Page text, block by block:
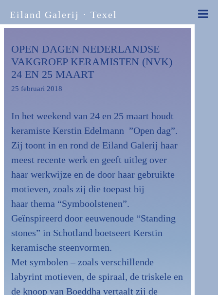
Eiland Galerij · Texel
OPEN DAGEN NEDERLANDSE
VAKGROEP KERAMISTEN (NVK)
24 EN 25 MAART
25 februari 2018
In het weekend van 24 en 25 maart houdt
keramiste Kerstin Edelmann ”Open dag”.
Zij toont in en rond de Eiland Galerij haar
meest recente werk en geeft uitleg over
haar werkwijze en de door haar gebruikte
motieven, zoals zij die toepast bij
haar thema “Symboolstenen”.
Geïnspireerd door eeuwenoude “Standing
stones” in Schotland boetseert Kerstin
keramische steenvormen.
Met symbolen – zoals verschillende
labyrint motieven, de spiraal, de triskele en
de knoop van Boeddha vertaalt zij de